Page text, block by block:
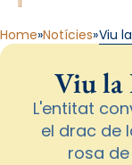
Home Notícies Viu
Viu la
L'entitat
el drac de
rosa